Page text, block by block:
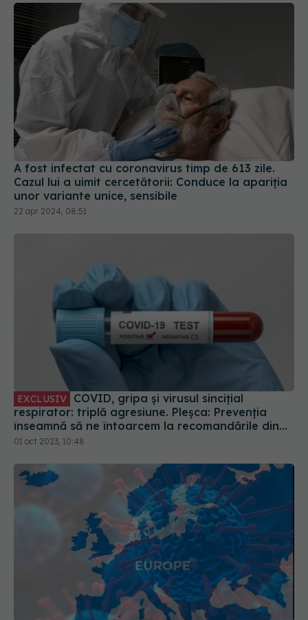
A fost infectat cu coronavirus timp de 613 zile.
Cazul lui a uimit cercetătorii: Conduce la apariția
unor variante unice, sensibile
EXCLUSIV COVID, gripa și virusul sincițial
respirator: triplă agresiune. Pleșca: Prevenția
înseamnă să ne întoarcem la recomandările din
timpul pandemiei!
01 oct 2023, 10:48
Impactul COVID-19 asupra Europei. România și
Bulgaria, țările cu cea mai ridicată mortalitate
03 sep 2024, 15:42